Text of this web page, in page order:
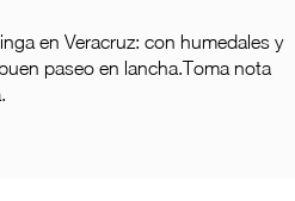
en Veracruz: con humedales y
paseo en lancha.Toma nota